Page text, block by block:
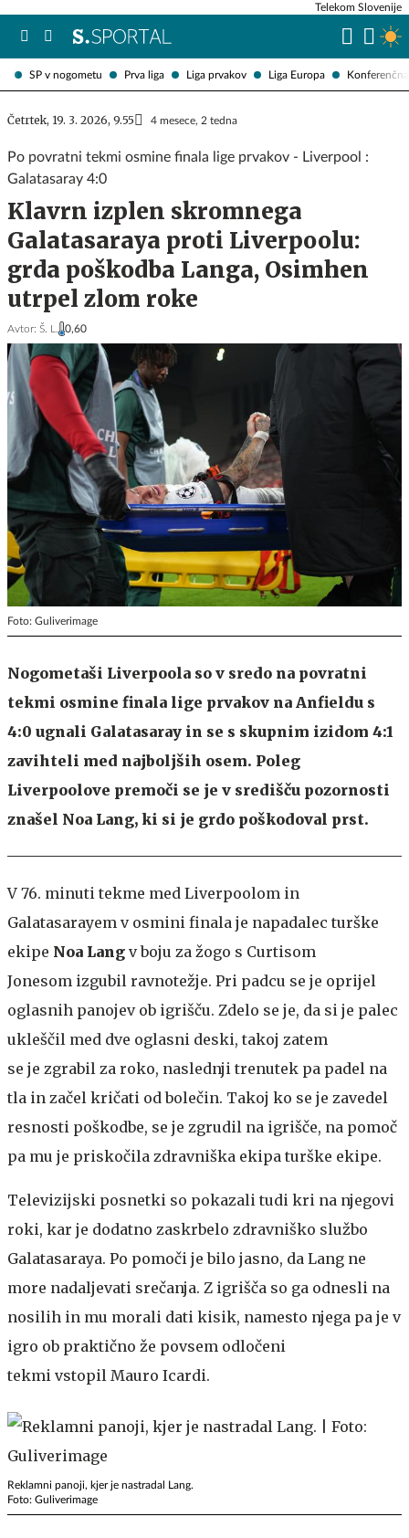
SP v nogometu Prva liga Liga prvakov Liga Europa
Telekom Slovenije
Četrtek, 19. 3. 2026, 9.55 4 mesece, 2 tedna
Po povratni tekmi osmine finala lige prvakov - Liverpool :
Galatasaray 4:0
Klavrn izplen skromnega
Galatasaraya proti Liverpoolu:
grda poškodba Langa, Osimhen
utrpel zlom roke
Avtor: Š. L. 0,60
Foto: Guliverimage
Nogometaši Liverpoola so v sredo na povratni
tekmi osmine finala lige prvakov na Anfieldu s
4:0 ugnali Galatasaray in se s skupnim izidom 4:1
zavihteli med najboljših osem. Poleg
Liverpoolove premoči se je v središču pozornosti
znašel Noa Lang, ki si je grdo poškodoval prst.
V 76. minuti tekme med Liverpoolom in
Galatasarayem v osmini finala je napadalec turške
ekipe Noa Lang v boju za žogo s Curtisom
Jonesom izgubil ravnotežje. Pri padcu se je oprijel
oglasnih panojev ob igrišču. Zdelo se je, da si je palec
ukleščil med dve oglasni deski, takoj zatem
se je zgrabil za roko, naslednji trenutek pa padel na
tla in začel kričati od bolečin. Takoj ko se je zavedel
resnosti poškodbe, se je zgrudil na igrišče, na pomoč
pa mu je priskočila zdravniška ekipa turške ekipe.
Televizijski posnetki so pokazali tudi kri na njegovi
roki, kar je dodatno zaskrbelo zdravniško službo
Galatasaraya. Po pomoči je bilo jasno, da Lang ne
more nadaljevati srečanja. Z igrišča so ga odnesli na
nosilih in mu morali dati kisik, namesto njega pa je v
igro ob praktično že povsem odločeni
tekmi vstopil Mauro Icardi.
Reklamni panoji, kjer je nastradal Lang.
Foto: Guliverimage